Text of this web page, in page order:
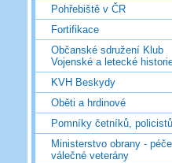
Pohřebiště v ČR
Fortifikace
Občanské sdružení Klub
Vojenské a letecké
KVH Beskydy
Oběti a hrdinové
Pomníky četníků, policistů
Ministerstvo obrany -
válečné veterány